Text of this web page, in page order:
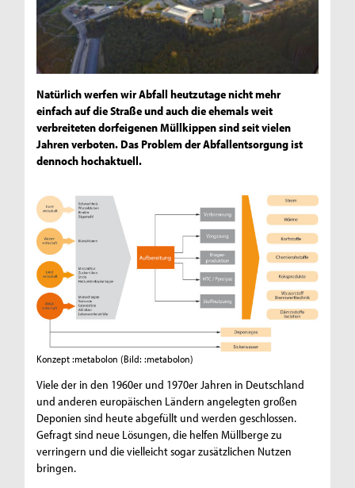
Natürlich werfen wir Abfall heutzutage nicht mehr
einfach auf die Straße und auch die ehemals weit
verbreiteten dorfeigenen Müllkippen sind seit vielen
Jahren verboten. Das Problem der Abfallentsorgung ist
dennoch hochaktuell.
Konzept :metabolon(Bild: :metabolon)
Viele der in den 1960er und 1970er Jahren in Deutschland
und anderen europäischen Ländern angelegten großen
Deponien sind heute abgefüllt und werden geschlossen.
Gefragt sind neue Lösungen, die helfen Müllberge zu
verringern und die vielleicht sogar zusätzlichen Nutzen
bringen.